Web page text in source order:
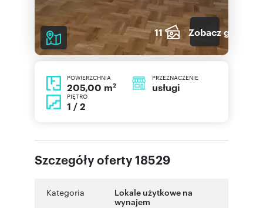
11 Zobacz galerię
POWIERZCHNIA
205,00 m2
PRZEZNACZENIE
usługi
PIĘTRO
1 / 2
Szczegóły oferty 18529
Kategoria
Lokale użytkowe na
wynajem